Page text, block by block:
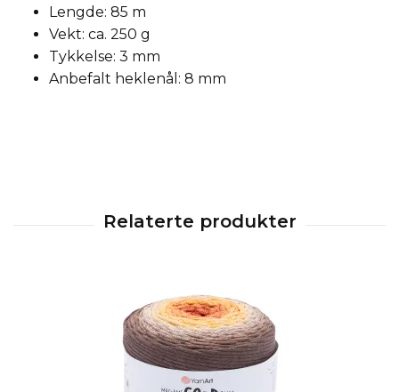
Lengde: 85 m
Vekt: ca. 250 g
Tykkelse: 3 mm
Anbefalt heklenål: 8 mm